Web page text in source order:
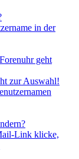
in der
geht
zur Auswahl!
Link klicke,